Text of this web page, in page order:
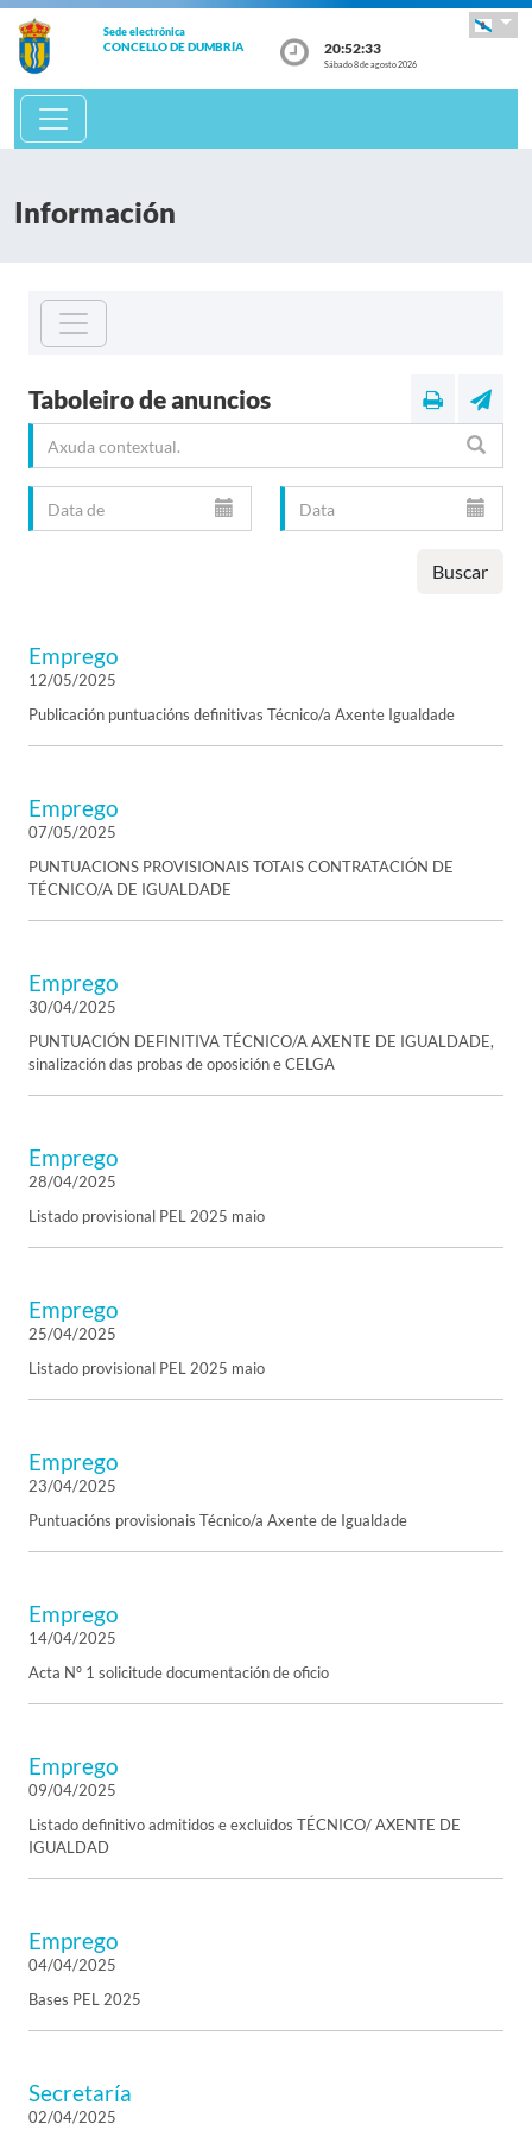
Sede electrónica
CONCELLO DE DUMBRÍA 20:52:33
Sábado 8 de agosto 2026
Información
Taboleiro de anuncios
Buscar
Emprego
12/05/2025
Publicación puntuacións definitivas Técnico/a Axente Igualdade
Emprego
07/05/2025
PUNTUACIONS PROVISIONAIS TOTAIS CONTRATACIÓN DE
TÉCNICO/A DE IGUALDADE
Emprego
30/04/2025
PUNTUACIÓN DEFINITIVA TÉCNICO/A AXENTE DE IGUALDADE,
sinalización das probas de oposición e CELGA
Emprego
28/04/2025
Listado provisional PEL 2025 maio
Emprego
25/04/2025
Listado provisional PEL 2025 maio
Emprego
23/04/2025
Puntuacións provisionais Técnico/a Axente de Igualdade
Emprego
14/04/2025
Acta Nº 1 solicitude documentación de oficio
Emprego
09/04/2025
Listado definitivo admitidos e excluidos TÉCNICO/ AXENTE DE
IGUALDAD
Emprego
04/04/2025
Bases PEL 2025
Secretaría
02/04/2025